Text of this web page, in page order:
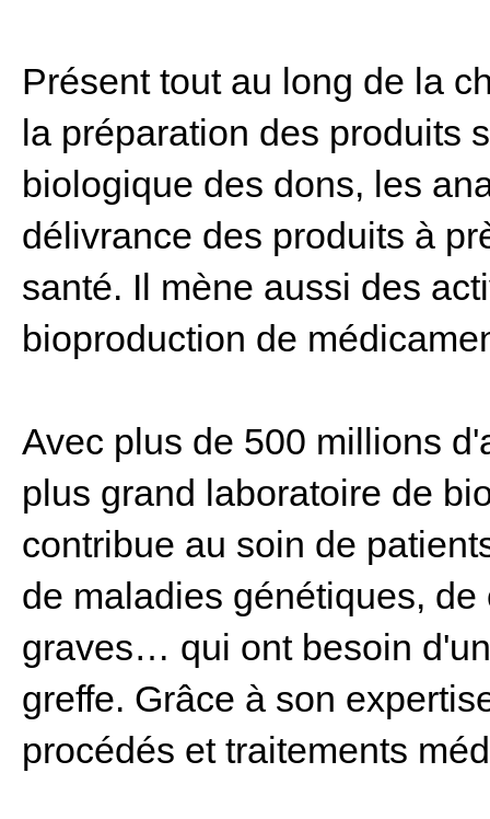
Présent tout au long de la
la préparation des produits
biologique des dons, les
délivrance des produits à
santé. Il mène aussi des
bioproduction de
Avec plus de 500 millions
plus grand laboratoire de
contribue au soin de
de maladies génétiques,
graves… qui ont besoin
greffe. Grâce à son
procédés et traitements